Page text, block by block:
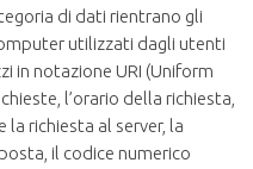
di dati rientrano gli
utilizzati dagli utenti
in notazione URI (Uniform
l’orario della richiesta,
richiesta al server, la
il codice numerico